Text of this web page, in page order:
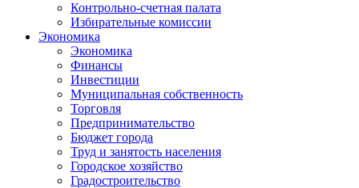
Контрольно-счетная палата
Избирательные комиссии
Экономика
Экономика
Финансы
Инвестиции
Муниципальная собственность
Торговля
Предпринимательство
Бюджет города
Труд и занятость населения
Городское хозяйство
Градостроительство